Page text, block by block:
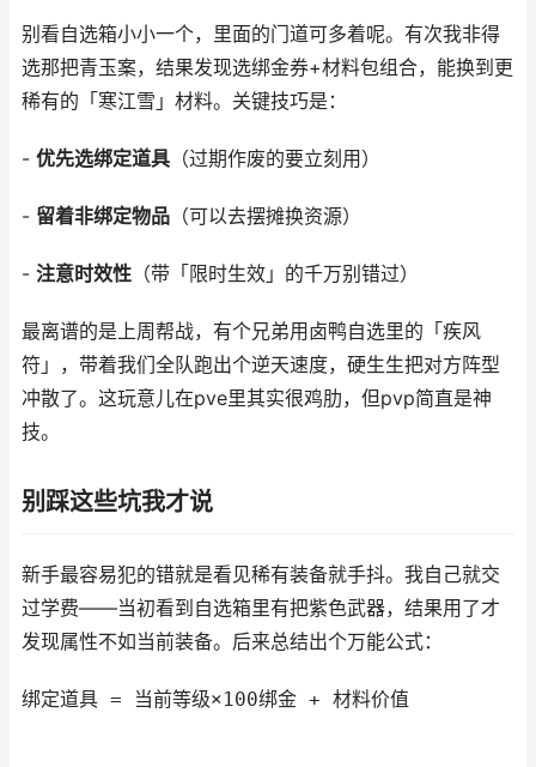
别看自选箱小小一个，里面的门道可多着呢。有次我非得
选那把青玉案，结果发现选绑金券+材料包组合，能换到更
稀有的「寒江雪」材料。关键技巧是：
- 优先选绑定道具 （过期作废的要立刻用）
- 留着非绑定物品 （可以去摆摊换资源）
- 注意时效性 （带「限时生效」的千万别错过）
最离谱的是上周帮战，有个兄弟用卤鸭自选里的「疾风
符」，带着我们全队跑出个逆天速度，硬生生把对方阵型
冲散了。这玩意儿在pve里其实很鸡肋，但pvp简直是神
技。
别踩这些坑我才说
新手最容易犯的错就是看见稀有装备就手抖。我自己就交
过学费——当初看到自选箱里有把紫色武器，结果用了才
发现属性不如当前装备。后来总结出个万能公式：
绑定道具 = 当前等级×100绑金 + 材料价值